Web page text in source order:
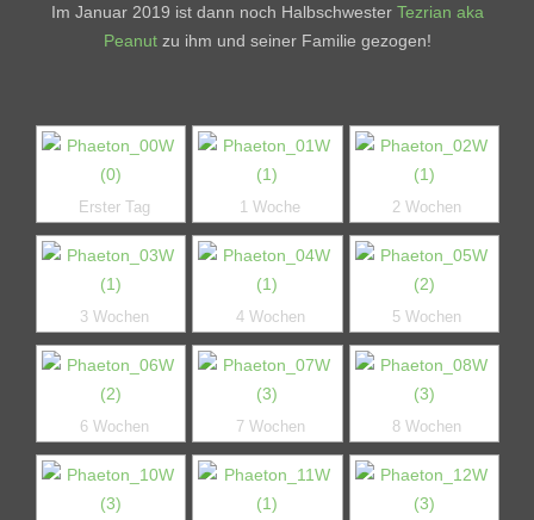
Links
Kontakt
Im Januar 2019 ist dann noch Halbschwester Tezrian aka
Peanutzu ihm und seiner Familie gezogen!
Erster Tag 1 Woche 2 Wochen
3 Wochen 4 Wochen 5 Wochen
6 Wochen 7 Wochen 8 Wochen